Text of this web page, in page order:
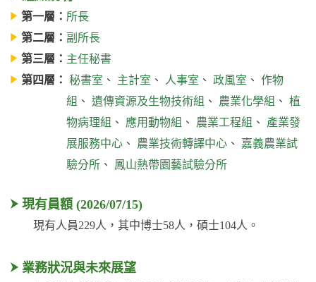
第一層： 所長
第二層： 副所長
第三層： 主任秘書
第四層： 秘書室 、 主計室 、 人事室 、 政風室 、 作物
組 、 遺傳資源及生物技術組 、 農業化學組 、 植
物病理組 、 應用動物組 、 農業工程組 、 產業發
展服務中心 、 農業技術轉譯中心 、 嘉義農業試
驗分所 、 鳳山熱帶園藝試驗分所
現有員額 (2026/07/15)
現有人員229人，其中博士58人，碩士104人。
業務狀況與未來展望